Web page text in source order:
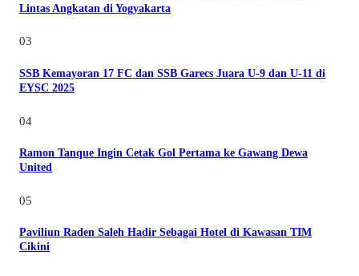
Lintas Angkatan di Yogyakarta
03
SSB Kemayoran 17 FC dan SSB Garecs Juara U-9 dan U-11 di
EYSC 2025
04
Ramon Tanque Ingin Cetak Gol Pertama ke Gawang Dewa
United
05
Paviliun Raden Saleh Hadir Sebagai Hotel di Kawasan TIM
Cikini